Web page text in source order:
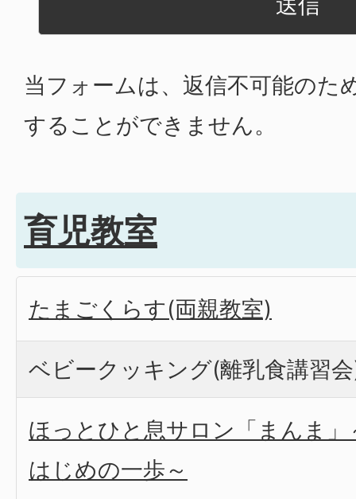
当フォームは、返信不可能のた
することができません。
育児教室
たまごくらす(両親教室)
ベビークッキング(離乳食講習
ほっとひと息サロン「まんま
はじめの一歩～